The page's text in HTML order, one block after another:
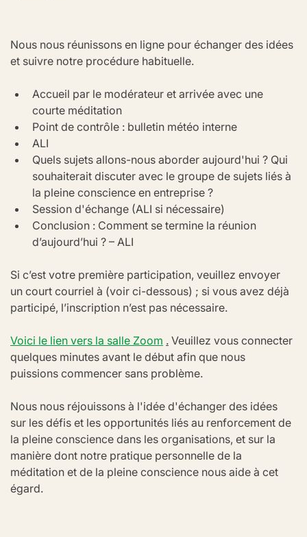
Nous nous réunissons en ligne pour échanger des idées
et suivre notre procédure habituelle.
Accueil par le modérateur et arrivée avec une
courte méditation
Point de contrôle : bulletin météo interne
ALI
Quels sujets allons-nous aborder aujourd'hui ? Qui
souhaiterait discuter avec le groupe de sujets liés à
la pleine conscience en entreprise ?
Session d'échange (ALI si nécessaire)
Conclusion : Comment se termine la réunion
d’aujourd’hui ? – ALI
Si c’est votre première participation, veuillez envoyer
un court courriel à (voir ci-dessous) ; si vous avez déjà
participé, l’inscription n’est pas nécessaire.
Voici le lien vers la salle Zoom . Veuillez vous connecter
quelques minutes avant le début afin que nous
puissions commencer sans problème.
Nous nous réjouissons à l'idée d'échanger des idées
sur les défis et les opportunités liés au renforcement de
la pleine conscience dans les organisations, et sur la
manière dont notre pratique personnelle de la
méditation et de la pleine conscience nous aide à cet
égard.